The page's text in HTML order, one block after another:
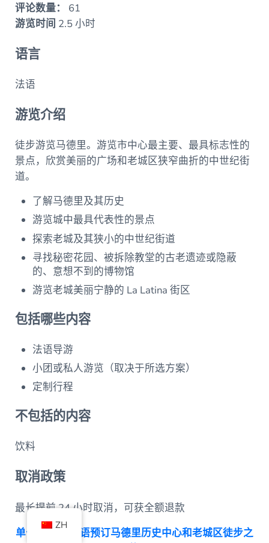
评论数量：
61
游览时间 2.5 小时
语言
法语
游览介绍
徒步游览马德里。游览市中心最主要、最具标志性的
景点，欣赏美丽的广场和老城区狭窄曲折的中世纪街
道。
了解马德里及其历史
游览城中最具代表性的景点
探索老城及其狭小的中世纪街道
寻找秘密花园、被拆除教堂的古老遗迹或隐蔽
的、意想不到的博物馆
游览老城美丽宁静的 La Latina 街区
包括哪些内容
法语导游
小团或私人游览（取决于所选方案）
定制行程
不包括的内容
饮料
取消政策
最长提前 24 小时取消，可获全额退款
单击此处 以法语预订马德里历史中心和老城区徒步之
ZH